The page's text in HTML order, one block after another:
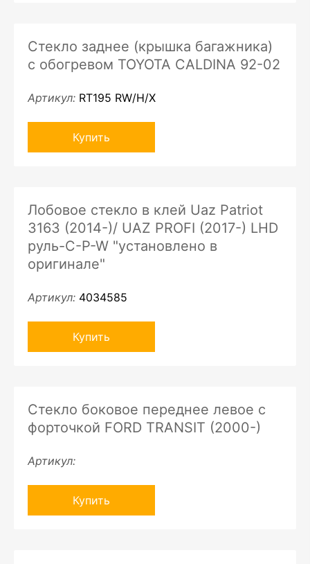
Стекло заднее (крышка багажника)
с обогревом TOYOTA CALDINA 92-02
Артикул: RT195 RW/H/X
Купить
Лобовое стекло в клей Uaz Patriot
3163 (2014-)/ UAZ PROFI (2017-) LHD
руль-C-P-W "установлено в
оригинале"
Артикул: 4034585
Купить
Стекло боковое переднее левое с
форточкой FORD TRANSIT (2000-)
Артикул:
Купить